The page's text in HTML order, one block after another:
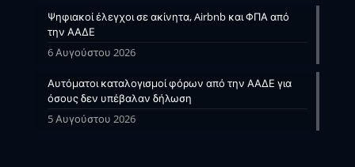
Ψηφιακοί έλεγχοι σε ακίνητα, Airbnb και ΦΠΑ από
την ΑΑΔΕ
6 Αυγούστου 2026
Αυτόματοι καταλογισμοί φόρων από την ΑΑΔΕ για
όσους δεν υπέβαλαν δήλωση
5 Αυγούστου 2026